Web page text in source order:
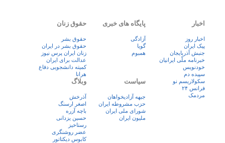
اخبار
اخبار روز
پيک ايران
جنبش آذربایجان
خبرنامه ملّی ایرانیان
خودنویس
سپیده دم
سکولاریسم نو
فرانس ۲۴
مردمک
پایگاه های خبری
آزادگی
گویا
همبوم
حقوق زنان
حقوق بشر
حقوق بشر در ایران
زنان ايران پرس نيوز
عدالت برای ایران
کمیته دانشجویی دفاع
هرانا
سیاست
جبهه آزادیخواهان
حزب مشروطه ایران
شورای ملی ایران
ملیون ایران
وبلاگ
آذرخش
اصغر ارسنگ
باچه آزره
حسین یزدانی
رستاخیز
عضر روشنگری
کابوس دیکتاتور